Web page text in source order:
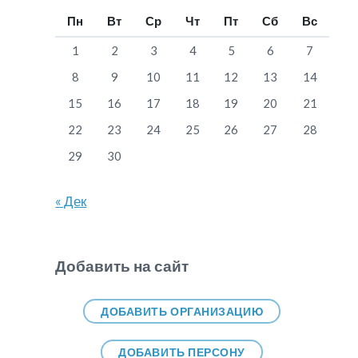
Пн Вт Ср Чт Пт Сб Вс
1 2 3 4 5 6
7
8
9 10 11 12 13
14
15
16 17 18 19 20
21
22
23 24 25 26 27
28
29
30
« Дек
Добавить на сайт
ДОБАВИТЬ ОРГАНИЗАЦИЮ
ДОБАВИТЬ ПЕРСОНУ